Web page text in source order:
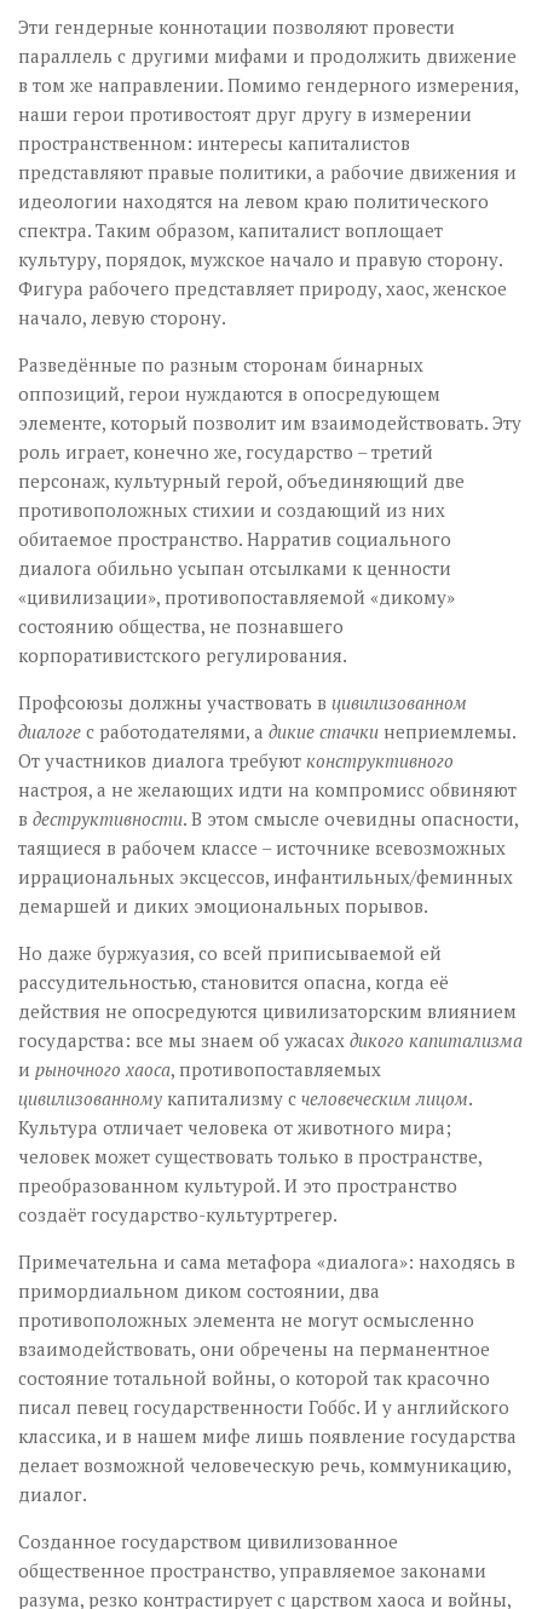
Эти гендерные коннотации позволяют провести
параллель с другими мифами и продолжить движение
в том же направлении. Помимо гендерного измерения,
наши герои противостоят друг другу в измерении
пространственном: интересы капиталистов
представляют правые политики, а рабочие движения и
идеологии находятся на левом краю политического
спектра. Таким образом, капиталист воплощает
культуру, порядок, мужское начало и правую сторону.
Фигура рабочего представляет природу, хаос, женское
начало, левую сторону.
Разведённые по разным сторонам бинарных
оппозиций, герои нуждаются в опосредующем
элементе, который позволит им взаимодействовать. Эту
роль играет, конечно же, государство – третий
персонаж, культурный герой, объединяющий две
противоположных стихии и создающий из них
обитаемое пространство. Нарратив социального
диалога обильно усыпан отсылками к ценности
«цивилизации», противопоставляемой «дикому»
состоянию общества, не познавшего
корпоративистского регулирования.
Профсоюзы должны участвовать в цивилизованном
диалоге с работодателями, а дикие стачки неприемлемы.
От участников диалога требуют конструктивного
настроя, а не желающих идти на компромисс обвиняют
в деструктивности. В этом смысле очевидны опасности,
таящиеся в рабочем классе – источнике всевозможных
иррациональных эксцессов, инфантильных/феминных
демаршей и диких эмоциональных порывов.
Но даже буржуазия, со всей приписываемой ей
рассудительностью, становится опасна, когда её
действия не опосредуются цивилизаторским влиянием
государства: все мы знаем об ужасах дикого капитализма
и рыночного хаоса, противопоставляемых
цивилизованному капитализму с человеческим лицом.
Культура отличает человека от животного мира;
человек может существовать только в пространстве,
преобразованном культурой. И это пространство
создаёт государство-культуртрегер.
Примечательна и сама метафора «диалога»: находясь в
примордиальном диком состоянии, два
противоположных элемента не могут осмысленно
взаимодействовать, они обречены на перманентное
состояние тотальной войны, о которой так красочно
писал певец государственности Гоббс. И у английского
классика, и в нашем мифе лишь появление государства
делает возможной человеческую речь, коммуникацию,
диалог.
Созданное государством цивилизованное
общественное пространство, управляемое законами
разума, резко контрастирует с царством хаоса и войны,